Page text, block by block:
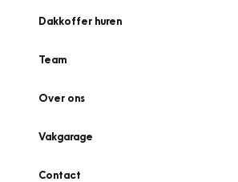
Dakkoffer huren
Team
Over ons
Vakgarage
Contact